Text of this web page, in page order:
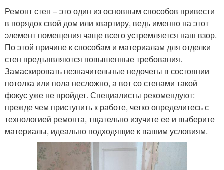
Ремонт стен – это один из основным способов привести
в порядок свой дом или квартиру, ведь именно на этот
элемент помещения чаще всего устремляется наш взор.
По этой причине к способам и материалам для отделки
стен предъявляются повышенные требования.
Замаскировать незначительные недочеты в состоянии
потолка или пола несложно, а вот со стенами такой
фокус уже не пройдет. Специалисты рекомендуют:
прежде чем приступить к работе, четко определитесь с
технологией ремонта, тщательно изучите ее и выберите
материалы, идеально подходящие к вашим условиям.